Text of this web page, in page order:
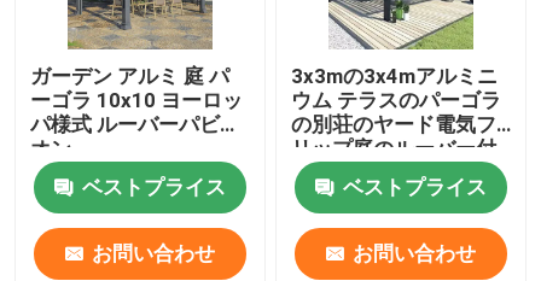
ガーデン アルミ 庭 パ
ーゴラ 10x10 ヨーロッ
パ様式 ルーバーパビリ
オン
ベストプライス
お問い合わせ
3x3mの3x4mアルミニ
ウム テラスのパーゴラ
の別荘のヤード電気フ
リップ庭のルーバー付
きのパーゴラ
ベストプライス
お問い合わせ